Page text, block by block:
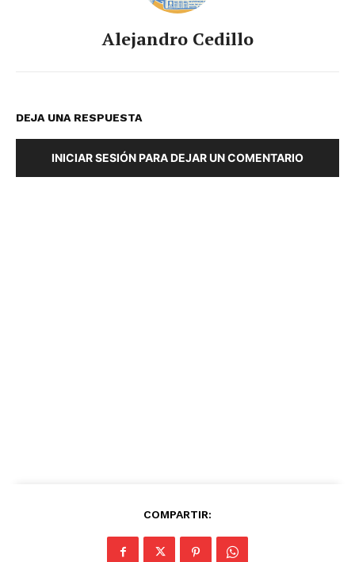
Alejandro Cedillo
DEJA UNA RESPUESTA
INICIAR SESIÓN PARA DEJAR UN COMENTARIO
COMPARTIR: